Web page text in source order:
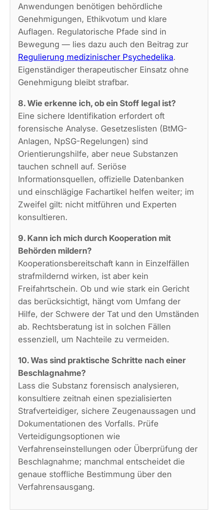
Anwendungen benötigen behördliche
Genehmigungen, Ethikvotum und klare
Auflagen. Regulatorische Pfade sind in
Bewegung — lies dazu auch den Beitrag zur
Regulierung medizinischer Psychedelika.
Eigenständiger therapeutischer Einsatz ohne
Genehmigung bleibt strafbar.
8. Wie erkenne ich, ob ein Stoff legal ist?
Eine sichere Identifikation erfordert oft
forensische Analyse. Gesetzeslisten (BtMG-
Anlagen, NpSG-Regelungen) sind
Orientierungshilfe, aber neue Substanzen
tauchen schnell auf. Seriöse
Informationsquellen, offizielle Datenbanken
und einschlägige Fachartikel helfen weiter; im
Zweifel gilt: nicht mitführen und Experten
konsultieren.
9. Kann ich mich durch Kooperation mit
Behörden mildern?
Kooperationsbereitschaft kann in Einzelfällen
strafmildernd wirken, ist aber kein
Freifahrtschein. Ob und wie stark ein Gericht
das berücksichtigt, hängt vom Umfang der
Hilfe, der Schwere der Tat und den Umständen
ab. Rechtsberatung ist in solchen Fällen
essenziell, um Nachteile zu vermeiden.
10. Was sind praktische Schritte nach einer
Beschlagnahme?
Lass die Substanz forensisch analysieren,
konsultiere zeitnah einen spezialisierten
Strafverteidiger, sichere Zeugenaussagen und
Dokumentationen des Vorfalls. Prüfe
Verteidigungsoptionen wie
Verfahrenseinstellungen oder Überprüfung der
Beschlagnahme; manchmal entscheidet die
genaue stoffliche Bestimmung über den
Verfahrensausgang.